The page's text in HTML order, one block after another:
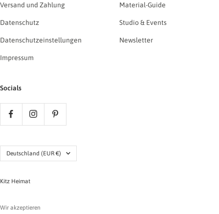
Versand und Zahlung
Datenschutz
Datenschutzeinstellungen
Impressum
Material-Guide
Studio & Events
Newsletter
Socials
Land/Region Deutschland (EUR €)
Kitz Heimat
Wir akzeptieren